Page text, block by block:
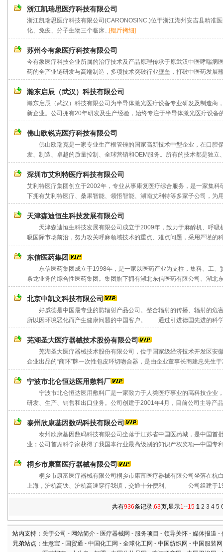
浙江凯瑞思医疗科技有限公司
浙江凯瑞思医疗科技有限公司(CARONOSINC.)位于浙江湖州安吉县精准
化、免疫、分子生物三个临床...[锟斤拷细]
苏州今有象医疗科技有限公司
今有象医疗科技企业所属的治疗技术及产品原理传承于原武汉中医哮喘病
药的全产业链研发与高端制造，多项技术突破行业壁垒，打破中医药发展
瀚东启辰（武汉）科技有限公司
瀚东启辰（武汉）科技有限公司为半导体激光医疗设备专业研发及制造商
新企业。公司拥有20年研发及生产经验，始终专注于半导体激光医疗设备
佛山欧锐克医疗科技有限公司
佛山欧瑞克是一家专业生产根管锉的国家高新技术中型企业，在口
发、制造、卓越的质量控制、全球营销和OEM服务。所有的技术都是独立
深圳市艾利特医疗科技有限公司
艾利特医疗集团创立于2002年，专业从事康复医疗综合服务，是一家集
下拥有艾利特医疗、桑果智能、领悟智能、湖南艾利特等多家子公司，为
天津森迪恒生科技发展有限公司
天津森迪恒生科技发展有限公司成立于2009年，致力于麻醉机、呼吸
吸国际市场前沿，努力攻关呼麻领域技术的重点、难点问题，采用严谨的
东信医药集团
东信医药集团成立于1998年，是一家以医药产业为支柱，集科、工、
条龙业务的综合性医药集团。集团旗下拥有湖北东信医药有限公司、湖北
北京中凯文科技有限公司
好威德是中国最专业的防辐射产品公司。整合辐射的传播、辐射的危
所以因环境恶化而产生健康问题的中国客户。 通过引进德国先进的科
芜湖圣大医疗器械技术股份有限公司
芜湖圣大医疗器械技术股份有限公司，位于国家级经济技术开发区安
企业出品的“商环”牌一次性包皮环切吻合器，是由企业董事长商建忠先生
宁波市北仑恒达医用敷料厂
宁波市北仑恒达医用敷料厂是一家致力于人类医疗事业的高科技企业
研发、生产、销售和出口业务。公司创建于2001年4月，目前公司主导产
泰州欣康基因数码科技有限公司
泰州欣康基因数码科技有限公司坐落于江苏省中国医药城，是中国首
业；公司首席科学家获得了我国本行业最高级别的知识产权奖项—中国专
桐乡市康富医疗器械有限公司
桐乡市康富医疗器械有限公司桐乡市康富医疗器械有限公司坐落在杭
上海，沪杭高铁、沪杭高速穿行我镇，交通十分便利。 公司组建于
共有936条记录,63页,显示1--15 1 2 3 4 5
站内支持： 关于公司 - 网站简介 - 医疗器械网 - 服务项目 - 领导关怀 - 媒体报道 -
兄弟站点： 生意宝 - 国贸通 - 中国化工网 - 全球化工网 - 中国纺织网 - 中国服装网